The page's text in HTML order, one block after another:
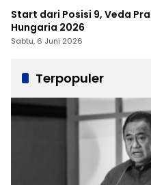
Start dari Posisi 9, Veda
Hungaria 2026
Sabtu, 6 Juni 2026
Terpopuler